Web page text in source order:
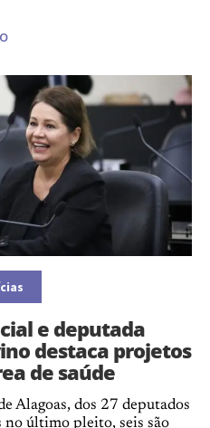
e deputada
destaca projetos
de saúde
Alagoas, dos 27 deputados
no último pleito, seis são